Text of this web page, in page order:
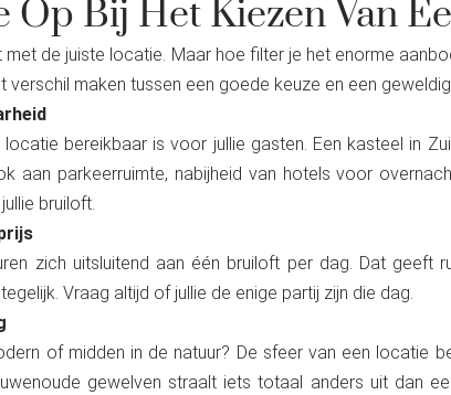
Op Bij Het Kiezen Van
de juiste locatie. Maar hoe filter je het enorme
verschil maken tussen een goede keuze en een
bereikbaar is voor jullie gasten. Een kasteel in
aan parkeerruimte, nabijheid van hotels voor
bruiloft.
zich uitsluitend aan één bruiloft per dag. Dat geeft
Vraag altijd of jullie de enige partij zijn die dag.
of midden in de natuur? De sfeer van een locatie
gewelven straalt iets totaal anders uit dan